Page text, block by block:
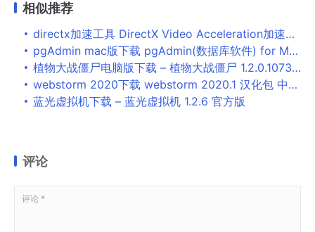
相似推荐
directx加速工具 DirectX Video Acceleration加速补丁 1.0 官方最新版
pgAdmin mac版下载 pgAdmin(数据库软件) for Mac V6.20 苹果电脑版
植物大战僵尸电脑版下载 – 植物大战僵尸 1.2.0.1073 中文版
webstorm 2020下载 webstorm 2020.1 汉化包 中文版(附汉化教程)
蓝光虚拟机下载 – 蓝光虚拟机 1.2.6 官方版
评论